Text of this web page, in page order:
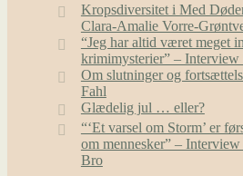
Kropsdiversitet i Med
Clara-Amalie Vorre-
“Jeg har altid været meget
krimimysterier” –
Om slutninger og
Fahl
Glædelig jul … eller?
“‘Et varsel om Storm’ er
om mennesker” –
Bro